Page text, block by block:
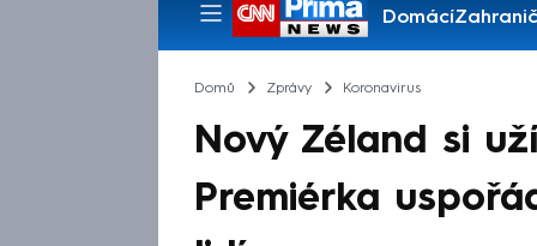
Domácí
Pořady
Domů Zprávy Koronavirus
Nový Zéland si
Premiérka